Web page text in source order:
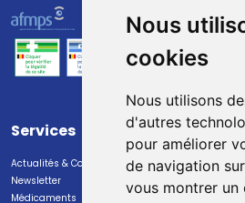
Nous
cookies
Nous utilisons
d'autres
pour améliorer
de navigation
vous montrer un
Services
Actualités & Conseils
Newsletter
Médicaments